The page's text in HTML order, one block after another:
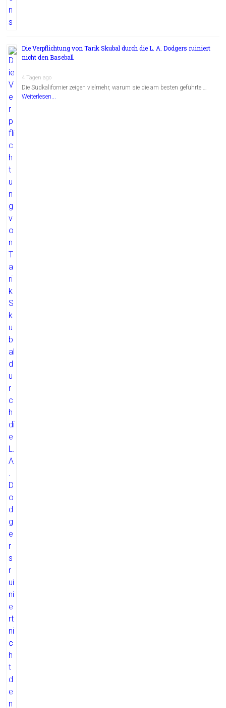
Die Verpflichtung von Tarik Skubal durch die L. A. Dodgers ruiniert
nicht den Baseball
4 Tagen ago
Die Südkalifornier zeigen vielmehr, warum sie die am besten geführte …
Weiterlesen...